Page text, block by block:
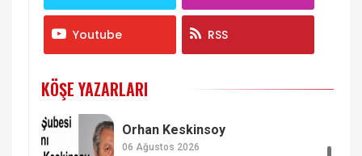
Youtube RSS
KÖŞE YAZARLARI
Orhan Keskinsoy
06 Ağustos 2026